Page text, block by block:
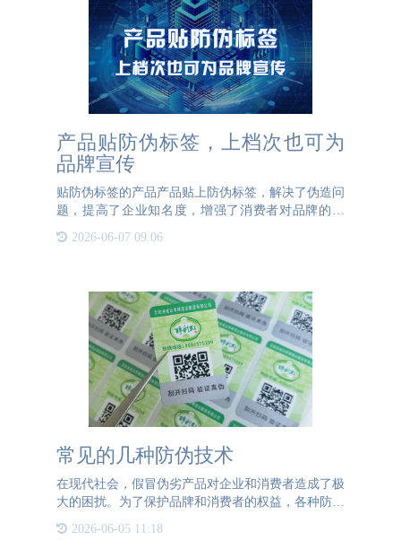
产品贴防伪标签，上档次也可为
品牌宣传
贴防伪标签的产品产品贴上防伪标签，解决了伪造问
题，提高了企业知名度，增强了消费者对品牌的信
任。贴有防伪标签的品牌产品更容易被信任，增强消
费者的购买欲望。防伪标签的主要作用是打击造假
2026-06-07 09:06
常见的几种防伪技术
在现代社会，假冒伪劣产品对企业和消费者造成了极
大的困扰。为了保护品牌和消费者的权益，各种防伪
2026-06-05 11:18